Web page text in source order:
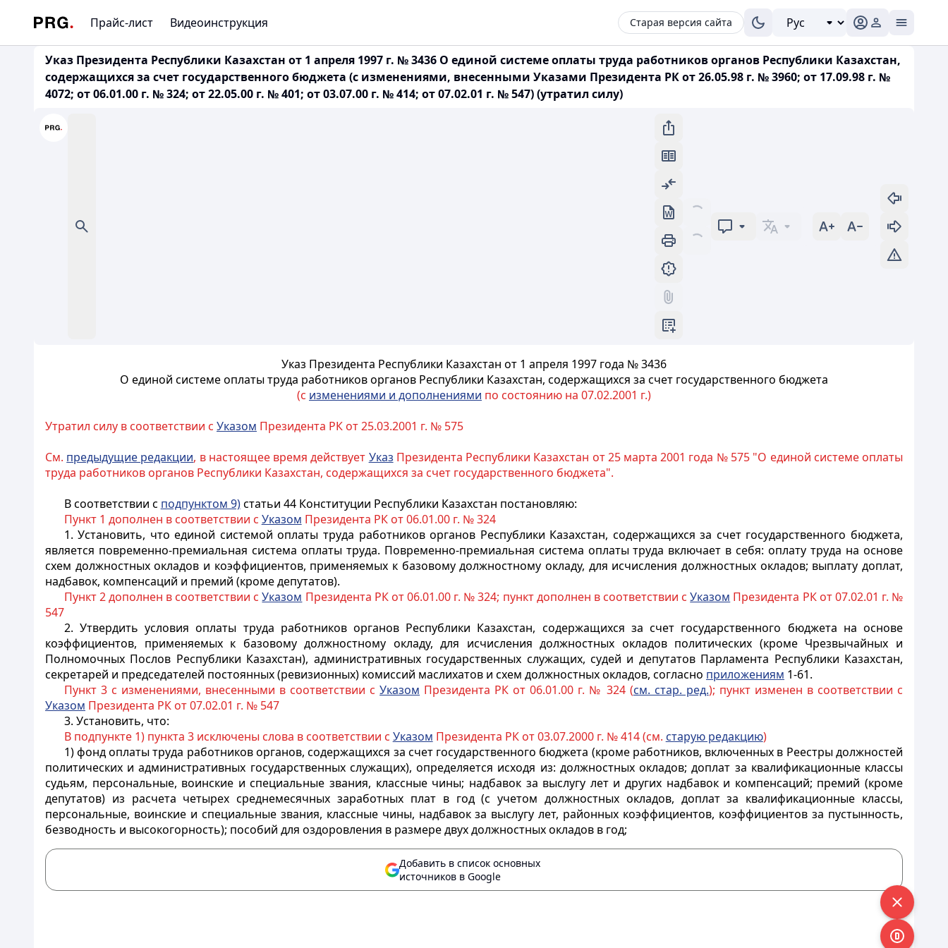
Прайс-лист Видеоинструкция Старая версия сайта
Указ Президента Республики Казахстан от 1 апреля 1997 г. № 3436 О единой системе оплаты труда работников органов Республики Казахстан,
содержащихся за счет государственного бюджета (с изменениями, внесенными Указами Президента РК от 26.05.98 г. № 3960; от 17.09.98 г. №
4072; от 06.01.00 г. № 324; от 22.05.00 г. № 401; от 03.07.00 г. № 414; от 07.02.01 г. № 547) (утратил силу)
Указ Президента Республики Казахстан от 1 апреля 1997 года № 3436
О единой системе оплаты труда работников органов Республики Казахстан, содержащихся за счет государственного бюджета
(с изменениями и дополнениями по состоянию на 07.02.2001 г.)
Утратил силу в соответствии с Указом Президента РК от 25.03.2001 г. № 575
См. предыдущие редакции, в настоящее время действует Указ Президента Республики Казахстан от 25 марта 2001 года № 575 "О единой системе оплаты
труда работников органов Республики Казахстан, содержащихся за счет государственного бюджета".
В соответствии с подпунктом 9)статьи 44 Конституции Республики Казахстан постановляю:
Пункт 1 дополнен в соответствии с Указом Президента РК от 06.01.00 г. № 324
1. Установить, что единой системой оплаты труда работников органов Республики Казахстан, содержащихся за счет государственного бюджета,
является повременно-премиальная система оплаты труда. Повременно-премиальная система оплаты труда включает в себя: оплату труда на основе
схем должностных окладов и коэффициентов, применяемых к базовому должностному окладу, для исчисления должностных окладов; выплату доплат,
надбавок, компенсаций и премий (кроме депутатов).
Пункт 2 дополнен в соответствии сУказом Президента РК от 06.01.00 г. № 324; пункт дополнен в соответствии сУказом Президента РК от 07.02.01 г. №
547
2. Утвердить условия оплаты труда работников органов Республики Казахстан, содержащихся за счет государственного бюджета на основе
коэффициентов, применяемых к базовому должностному окладу, для исчисления должностных окладов политических (кроме Чрезвычайных и
Полномочных Послов Республики Казахстан), административных государственных служащих, судей и депутатов Парламента Республики Казахстан,
секретарей и председателей постоянных (ревизионных) комиссий маслихатов и схем должностных окладов, согласно приложениям 1-61.
Пункт 3 с изменениями, внесенными в соответствии сУказом Президента РК от 06.01.00 г. № 324 (см. стар. ред.); пункт изменен в соответствии с
Указом Президента РК от 07.02.01 г. № 547
3. Установить, что:
В подпункте 1) пункта 3 исключены слова в соответствии с Указом Президента РК от 03.07.2000 г. № 414 (см. старую редакцию)
1) фонд оплаты труда работников органов, содержащихся за счет государственного бюджета (кроме работников, включенных в Реестры должностей
политических и административных государственных служащих), определяется исходя из: должностных окладов; доплат за квалификационные классы
судьям, персональные, воинские и специальные звания, классные чины; надбавок за выслугу лет и других надбавок и компенсаций; премий (кроме
депутатов) из расчета четырех среднемесячных заработных плат в год (с учетом должностных окладов, доплат за квалификационные классы,
персональные, воинские и специальные звания, классные чины, надбавок за выслугу лет, районных коэффициентов, коэффициентов за пустынность,
безводность и высокогорность); пособий для оздоровления в размере двух должностных окладов в год;
Добавить в список основных
источников в Google